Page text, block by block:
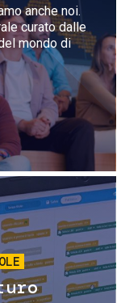
anche noi.
curato dalle
mondo di